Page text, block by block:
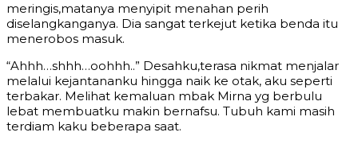
meringis,matanya menyipit menahan perih
diselangkanganya. Dia sangat terkejut ketika benda itu
menerobos masuk.
“Ahhh…shhh…oohhh..” Desahku,terasa nikmat menjalar
melalui kejantananku hingga naik ke otak, aku seperti
terbakar. Melihat kemaluan mbak Mirna yg berbulu
lebat membuatku makin bernafsu. Tubuh kami masih
terdiam kaku beberapa saat.